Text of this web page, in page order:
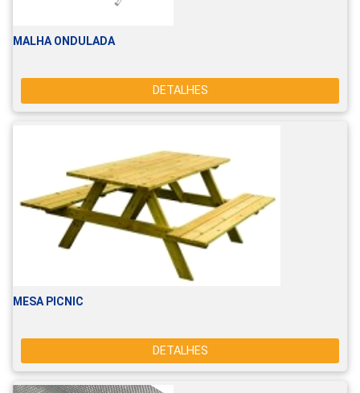
MALHA ONDULADA
DETALHES
MESA PICNIC
DETALHES